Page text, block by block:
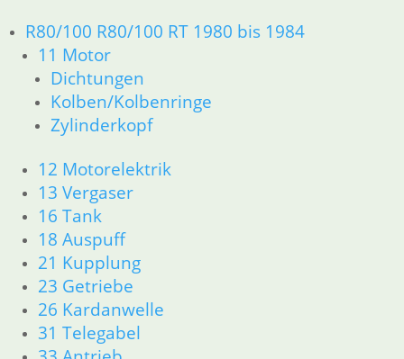
R80/100 R80/100 RT 1980 bis 1984
11 Motor
Dichtungen
Kolben/Kolbenringe
Zylinderkopf
12 Motorelektrik
13 Vergaser
16 Tank
18 Auspuff
21 Kupplung
23 Getriebe
26 Kardanwelle
31 Telegabel
12 Motorelektrik
13 Vergaser
16 Tank
18 Auspuff
21 Kupplung
23 Getriebe
31 Telegabel
32 Lenkung
33 Antrieb
34 Bremsen
36 Räder
46 Rahmen & Verkleidung R26 R27
51 Spiegel & Schlösser
61 Fahrzeugelektrik
62 Instrumente